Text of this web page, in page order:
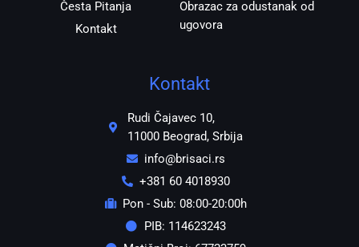
Česta Pitanja
Kontakt
Obrazac za odustanak od
ugovora
Kontakt
Rudi Čajavec 10,
11000 Beograd, Srbija
info@brisaci.rs
+381 60 4018930
Pon - Sub: 08:00-20:00h
PIB: 114623243